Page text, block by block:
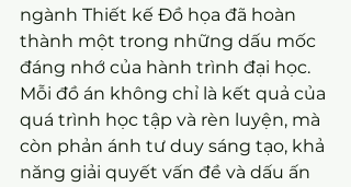
ngành Thiết kế Đồ họa đã hoàn
thành một trong những dấu mốc
đáng nhớ của hành trình đại học.
Mỗi đồ án không chỉ là kết quả của
quá trình học tập và rèn luyện, mà
còn phản ánh tư duy sáng tạo, khả
năng giải quyết vấn đề và dấu ấn